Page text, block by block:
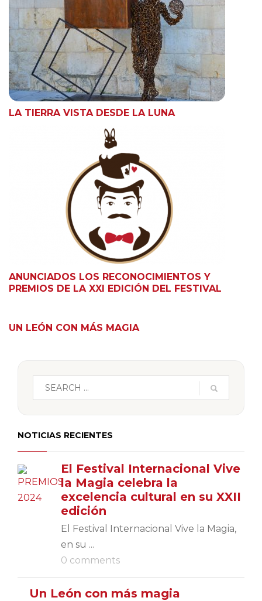
LA TIERRA VISTA DESDE LA LUNA
ANUNCIADOS LOS RECONOCIMIENTOS Y
PREMIOS DE LA XXI EDICIÓN DEL FESTIVAL
UN LEÓN CON MÁS MAGIA
NOTICIAS RECIENTES
El Festival Internacional Vive
la Magia celebra la
excelencia cultural en su XXII
edición
El Festival Internacional Vive la Magia,
en su ...
0 comments
Un León con más magia